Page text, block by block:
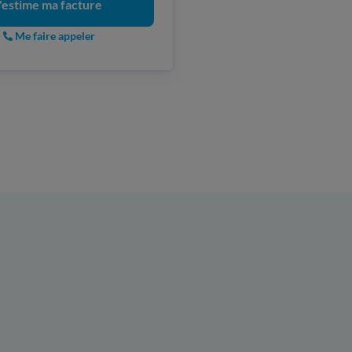
ma facture
Me faire appeler